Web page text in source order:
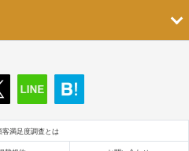
客満足度調査とは